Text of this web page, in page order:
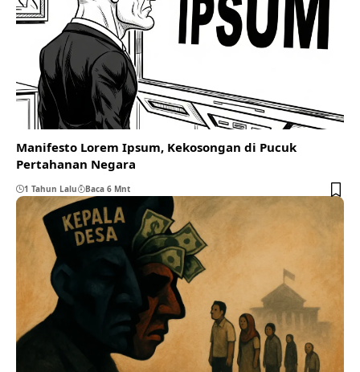
Manifesto Lorem Ipsum, Kekosongan di Pucuk
Pertahanan Negara
1 Tahun Lalu Baca 6 Mnt